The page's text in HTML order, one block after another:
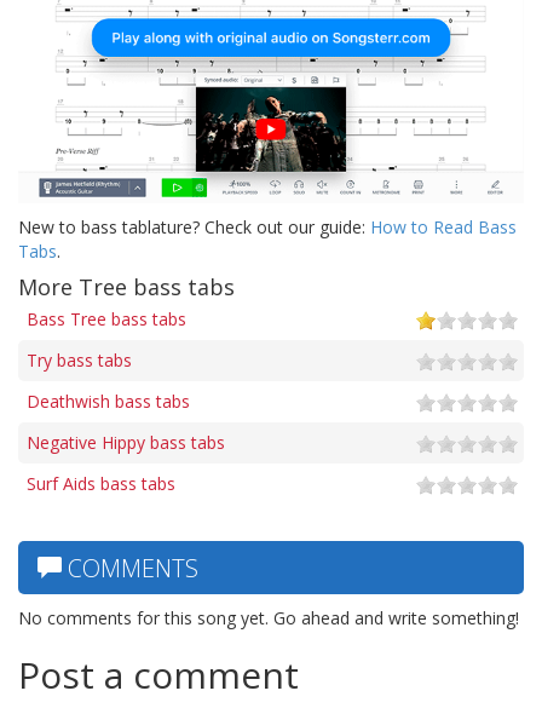
New to bass tablature? Check out our guide: How to Read Bass
Tabs.
More Tree bass tabs
Bass Tree bass tabs
Try bass tabs
Deathwish bass tabs
Negative Hippy bass tabs
Surf Aids bass tabs
COMMENTS
No comments for this song yet. Go ahead and write something!
Post a comment